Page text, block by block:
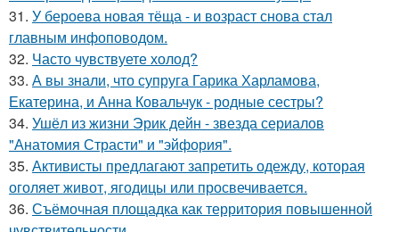
31. У бероева новая тёща - и возраст снова стал
главным инфоповодом.
32. Часто чувствуете холод?
33. А вы знали, что супруга Гарика Харламова,
Екатерина, и Анна Ковальчук - родные сестры?
34. Ушёл из жизни Эрик дейн - звезда сериалов
"Анатомия Страсти" и "эйфория".
35. Активисты предлагают запретить одежду, которая
оголяет живот, ягодицы или просвечивается.
36. Съёмочная площадка как территория повышенной